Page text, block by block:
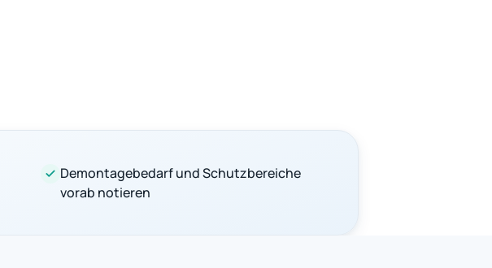
Demontagebedarf und Schutzbereiche
vorab notieren